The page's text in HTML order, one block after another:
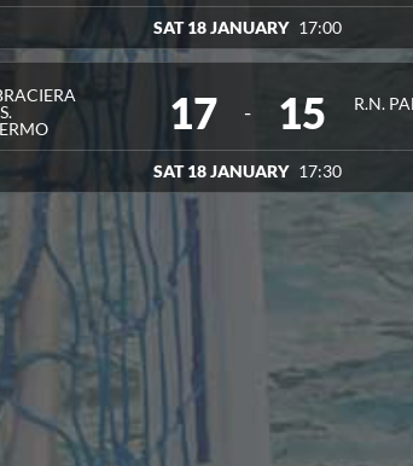
SAT 18 JANUARY 17:00
17 - 15
R.N.
SAT 18 JANUARY 17:30